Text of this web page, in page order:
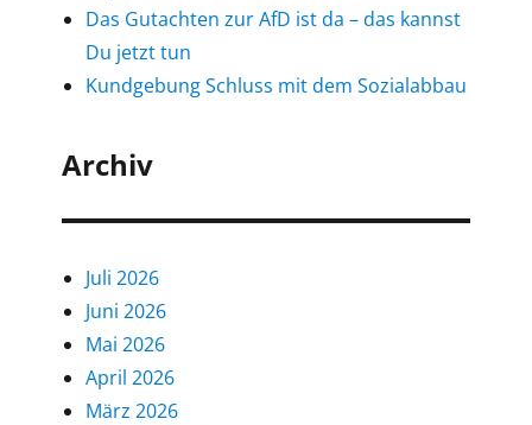
Das Gutachten zur AfD ist da – das kannst
Du jetzt tun
Kundgebung Schluss mit dem Sozialabbau
Archiv
Juli 2026
Juni 2026
Mai 2026
April 2026
März 2026